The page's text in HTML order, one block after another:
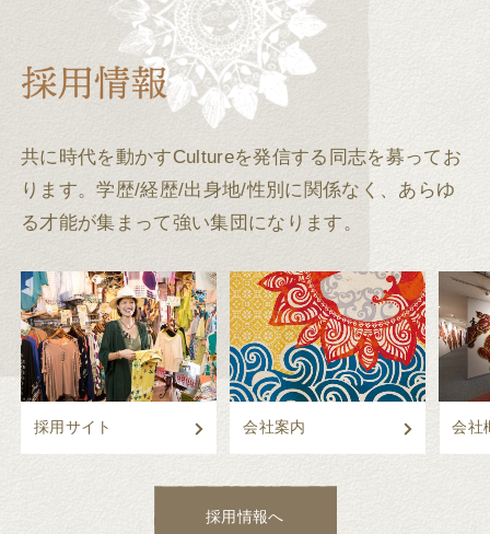
共に時代を動かすCultureを発信する同志を募ってお
ります。学歴/経歴/出身地/性別に関係なく、あらゆ
る才能が集まって強い集団になります。
採用サイト 会社案内 会社
採用情報へ